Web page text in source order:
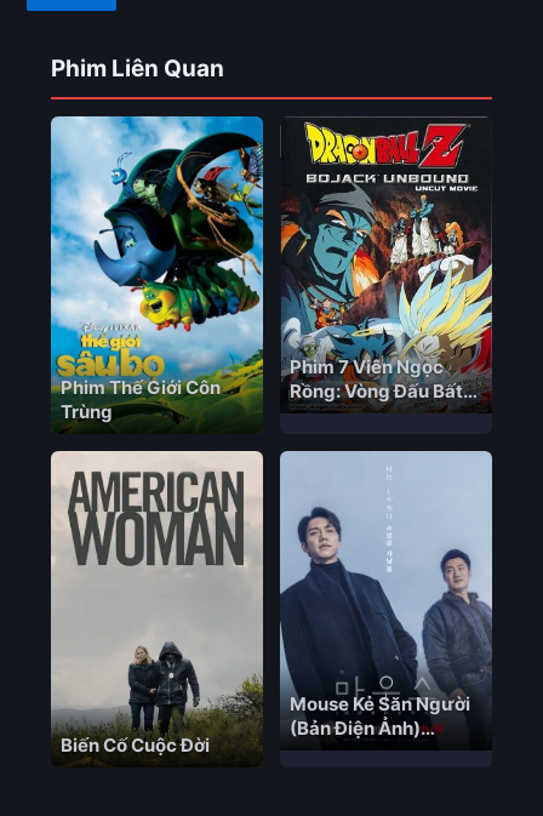
Phim Liên Quan
Phim Thế Giới Côn
Trùng
Phim 7 Viên Ngọc
Rồng: Vòng Đấu Bất
Phân
Biến Cố Cuộc Đời
Mouse Kẻ Săn Người
(Bản Điện Ảnh)
Mouse (movie